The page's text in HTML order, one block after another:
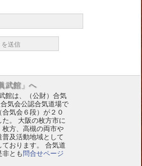
武館」へ
館は、（公財）合気
気会公認合気道場で
気会６段）が２０
た。 大阪の枚方市に
方、高槻の両市や
及活動地域として
ております。 合気道
非とも 問合せページ